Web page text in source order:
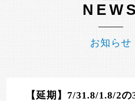
NEWS
お知らせ
【延期】7/31.8/1.8/2